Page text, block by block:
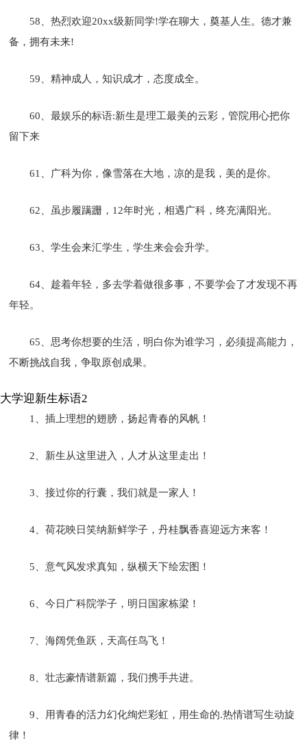
58、热烈欢迎20xx级新同学!学在聊大，奠基人生。德才兼
备，拥有未来!
59、精神成人，知识成才，态度成全。
60、最娱乐的标语:新生是理工最美的云彩，管院用心把你
留下来
61、广科为你，像雪落在大地，凉的是我，美的是你。
62、虽步履蹒跚，12年时光，相遇广科，终充满阳光。
63、学生会来汇学生，学生来会会升学。
64、趁着年轻，多去学着做很多事，不要学会了才发现不再
年轻。
65、思考你想要的生活，明白你为谁学习，必须提高能力，
不断挑战自我，争取原创成果。
大学迎新生标语2
1、插上理想的翅膀，扬起青春的风帆！
2、新生从这里进入，人才从这里走出！
3、接过你的行囊，我们就是一家人！
4、荷花映日笑纳新鲜学子，丹桂飘香喜迎远方来客！
5、意气风发求真知，纵横天下绘宏图！
6、今日广科院学子，明日国家栋梁！
7、海阔凭鱼跃，天高任鸟飞！
8、壮志豪情谱新篇，我们携手共进。
9、用青春的活力幻化绚烂彩虹，用生命的.热情谱写生动旋
律！